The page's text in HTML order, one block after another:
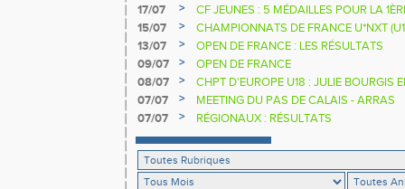
17/07
>
CF JEUNES : 5 MÉDAILLES POUR LA
15/07
>
CHAMPIONNATS DE FRANCE U*NXT
13/07
>
OPEN DE FRANCE : LES RÉSULTATS
09/07
>
OPEN DE FRANCE
08/07
>
CHPT D'EUROPE U18 : JULIE BOURGIS
07/07
>
MEETING DU PAS DE CALAIS - ARRAS
07/07
> RÉGIONAUX : RÉSULTATS